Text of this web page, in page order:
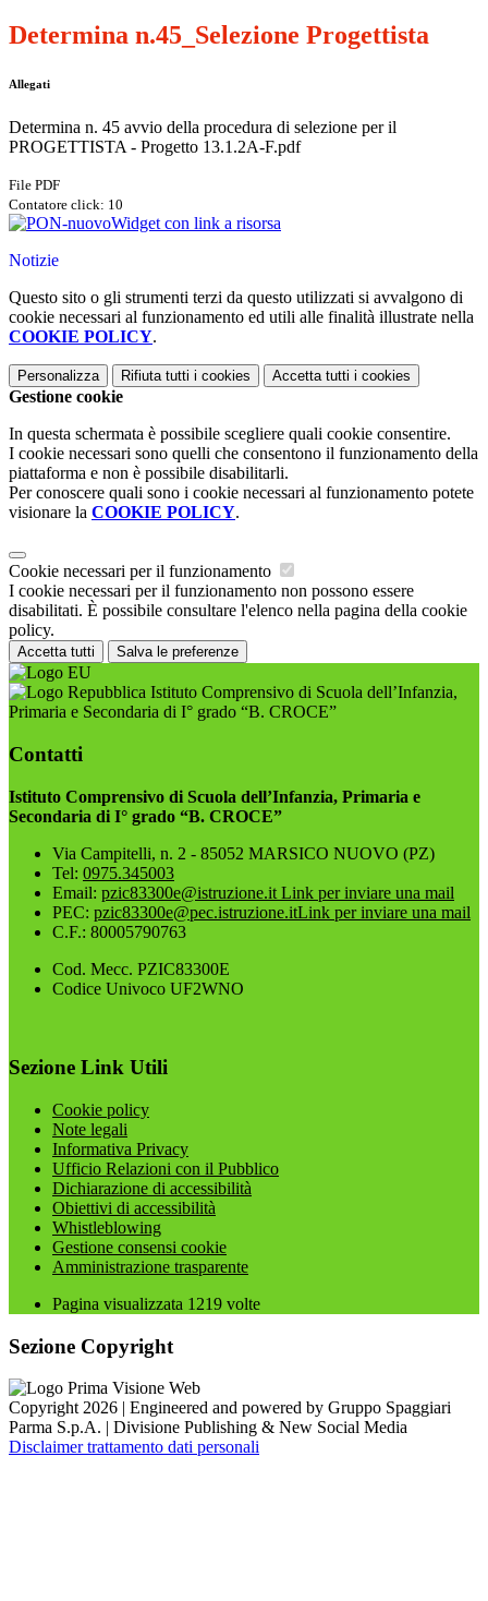
Determina n.45_Selezione Progettista
Allegati
Determina n. 45 avvio della procedura di selezione per il
PROGETTISTA - Progetto 13.1.2A-F.pdf
File PDF
Contatore click: 10
Widget con link a risorsa
Notizie
Questo sito o gli strumenti terzi da questo utilizzati si avvalgono di
cookie necessari al funzionamento ed utili alle finalità illustrate nella
COOKIE POLICY.
Personalizza Rifiuta tutti i cookies Accetta tutti i cookies
Gestione cookie
In questa schermata è possibile scegliere quali cookie consentire.
I cookie necessari sono quelli che consentono il funzionamento della
piattaforma e non è possibile disabilitarli.
Per conoscere quali sono i cookie necessari al funzionamento potete
visionare la COOKIE POLICY.
Cookie necessari per il funzionamento
I cookie necessari per il funzionamento non possono essere
disabilitati. È possibile consultare l'elenco nella pagina della cookie
policy.
Accetta tutti Salva le preferenze
Istituto Comprensivo di Scuola dell’Infanzia,
Primaria e Secondaria di I° grado “B. CROCE”
Contatti
Istituto Comprensivo di Scuola dell’Infanzia, Primaria e
Secondaria di I° grado “B. CROCE”
Via Campitelli, n. 2 - 85052 MARSICO NUOVO (PZ)
Tel: 0975.345003
Email: pzic83300e@istruzione.it Link per inviare una mail
PEC: pzic83300e@pec.istruzione.itLink per inviare una mail
C.F.: 80005790763
Cod. Mecc. PZIC83300E
Codice Univoco UF2WNO
Sezione Link Utili
Cookie policy
Note legali
Informativa Privacy
Ufficio Relazioni con il Pubblico
Dichiarazione di accessibilità
Obiettivi di accessibilità
Whistleblowing
Gestione consensi cookie
Amministrazione trasparente
Pagina visualizzata 1219 volte
Sezione Copyright
Copyright 2026 | Engineered and powered by Gruppo Spaggiari
Parma S.p.A. | Divisione Publishing & New Social Media
Disclaimer trattamento dati personali